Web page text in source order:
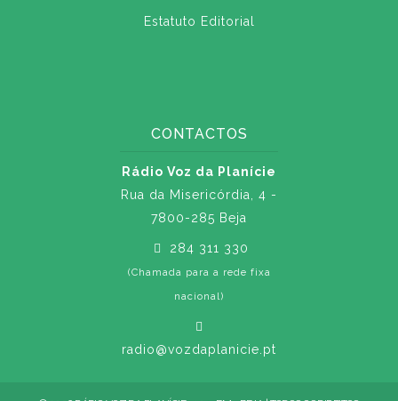
Estatuto Editorial
CONTACTOS
Rádio Voz da Planície
Rua da Misericórdia, 4 -
7800-285 Beja
284 311 330
(Chamada para a rede fixa
nacional)
radio@vozdaplanicie.pt